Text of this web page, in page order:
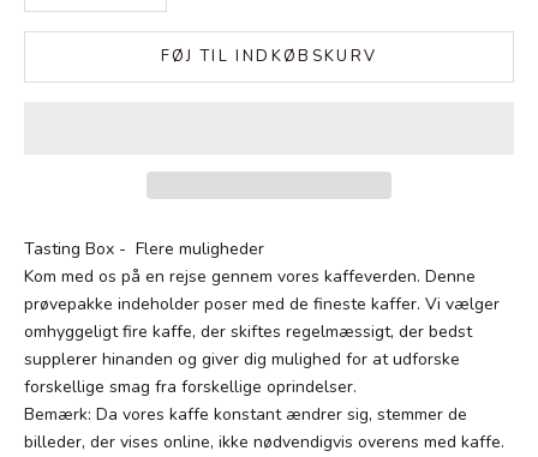
FØJ TIL INDKØBSKURV
Tasting Box - Flere muligheder
Kom med os på en rejse gennem vores kaffeverden. Denne
prøvepakke indeholder poser med de fineste kaffer. Vi vælger
omhyggeligt fire kaffe, der skiftes regelmæssigt, der bedst
supplerer hinanden og giver dig mulighed for at udforske
forskellige smag fra forskellige oprindelser.
Bemærk: Da vores kaffe konstant ændrer sig, stemmer de
billeder, der vises online, ikke nødvendigvis overens med kaffe.